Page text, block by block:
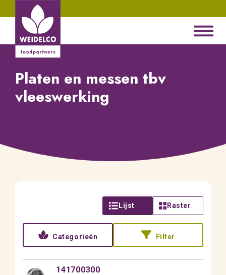
Platen en messen tbv
vleeswerking
Lijst Raster
Categorieën Filter
141700300